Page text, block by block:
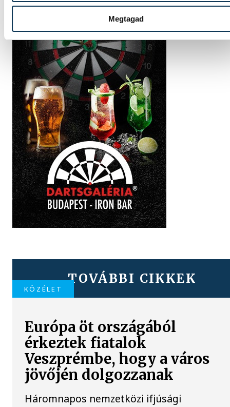
Megtagad
TOVÁBBI CIKKEK
KÖZÉLET
Európa öt országából
érkeztek fiatalok
Veszprémbe, hogy a város
jövőjén dolgozzanak
Háromnapos nemzetközi ifjúsági